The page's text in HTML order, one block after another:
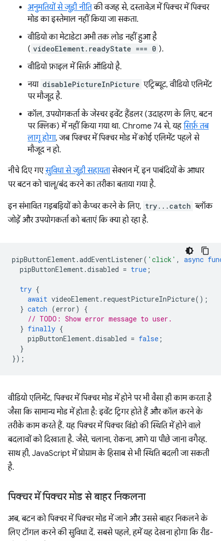
अनुमतियों से जुड़ी नीतिकी वजह से, दस्तावेज़ में पिक्चर में पिक्चर
मोड का इस्तेमाल नहीं किया जा सकता.
वीडियो का मेटाडेटा अभी तक लोड नहीं हुआ है
( videoElement.readyState === 0 ).
वीडियो फ़ाइल में सिर्फ़ ऑडियो है.
नया disablePictureInPicture एट्रिब्यूट, वीडियो एलिमेंट
पर मौजूद है.
कॉल, उपयोगकर्ता के जेस्चर इवेंट हैंडलर (उदाहरण के लिए, बटन
पर क्लिक) में नहीं किया गया था. Chrome 74 से, यह सिर्फ़ तब
लागू होगा, जब पिक्चर में पिक्चर मोड में कोई एलिमेंट पहले से
मौजूद न हो.
नीचे दिए गएसुविधा से जुड़ी सहायतासेक्शन में, इन पाबंदियों के आधार
पर बटन को चालू/बंद करने का तरीका बताया गया है.
इन संभावित गड़बड़ियों को कैप्चर करने के लिए, try...catch ब्लॉक
जोड़ें और उपयोगकर्ता को बताएं कि क्या हो रहा है.
pipButtonElement.addEventListener( 'click' , async
pipButtonElement.disabled = true ;
try {
await videoElement. requestPictureInPicture();
} catch (error)
{
// TODO: Show error message to user.
} finally {
pipButtonElement.disabled = false ;
}
});
वीडियो एलिमेंट, पिक्चर में पिक्चर मोड में होने पर भी वैसा ही काम करता है
जैसा कि सामान्य मोड में होता है: इवेंट ट्रिगर होते हैं और कॉल करने के
तरीके काम करते हैं. यह पिक्चर में पिक्चर विंडो की स्थिति में होने वाले
बदलावों को दिखाता है. जैसे, चलाना, रोकना, आगे या पीछे जाना वगैरह.
साथ ही, JavaScript में प्रोग्राम के हिसाब से भी स्थिति बदली जा सकती
है.
पिक्चर में पिक्चर मोड से बाहर निकलना
अब, बटन को पिक्चर में पिक्चर मोड में जाने और उससे बाहर निकलने के
लिए टॉगल करने की सुविधा दें. सबसे पहले, हमें यह देखना होगा कि रीड-